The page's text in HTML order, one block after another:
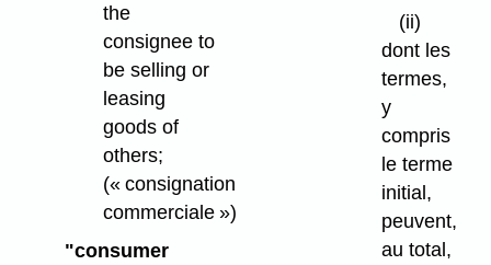
the
consignee to
be selling or
leasing
goods of
others;
(« consignation
commerciale »)
"consumer
(ii)
dont les
termes,
y
compris
le terme
initial,
peuvent,
au total,